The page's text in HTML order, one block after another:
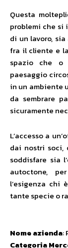
Questa
problemi che si
di un lavoro,
fra il cliente e
spazio che o
paesaggio
in un ambiente
da sembrare
sicuramente
L’accesso a
dai nostri soci,
soddisfare sia
autoctone,
l’esigenza chi
tante specie o
Nome azienda:
Categoria